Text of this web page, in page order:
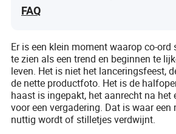
FAQ
Er is een klein moment waarop co-ord
te zien als een trend en beginnen te
leven. Het is niet het lanceringsfeest,
de nette productfoto. Het is de
haast is ingepakt, het aanrecht na het
voor een vergadering. Dat is waar een
nuttig wordt of stilletjes verdwijnt.